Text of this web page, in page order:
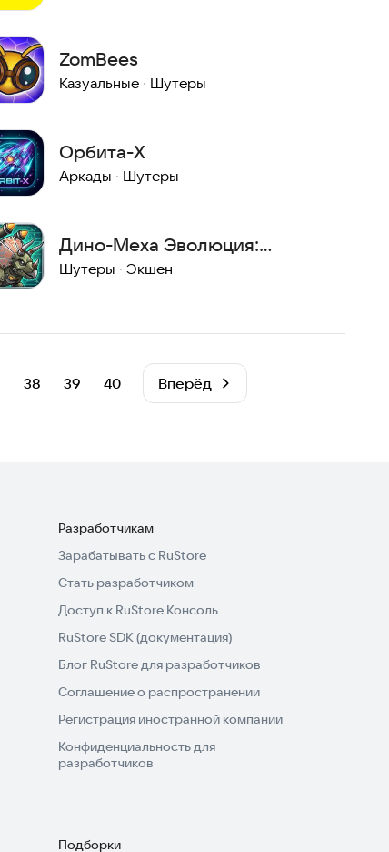
ZomBees
Казуальные · Шутеры
Орбита-X
Аркады · Шутеры
Дино-Меха Эволюция:
Безумная Стрельба
Шутеры · Экшен
38 39 40 Вперёд
Разработчикам
Зарабатывать с RuStore
Стать разработчиком
Доступ к RuStore Консоль
RuStore SDK (документация)
Блог RuStore для разработчиков
Соглашение о распространении
Регистрация иностранной компании
Конфиденциальность для
разработчиков
Подборки